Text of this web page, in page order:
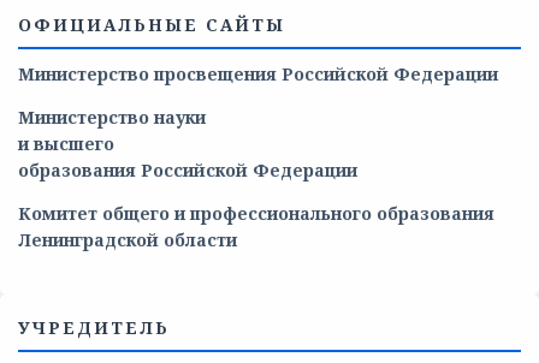
ОФИЦИАЛЬНЫЕ САЙТЫ
Министерство просвещения Российской Федерации
Министерство науки
и высшего
образования Российской Федерации
Комитет общего и профессионального образования
Ленинградской области
УЧРЕДИТЕЛЬ